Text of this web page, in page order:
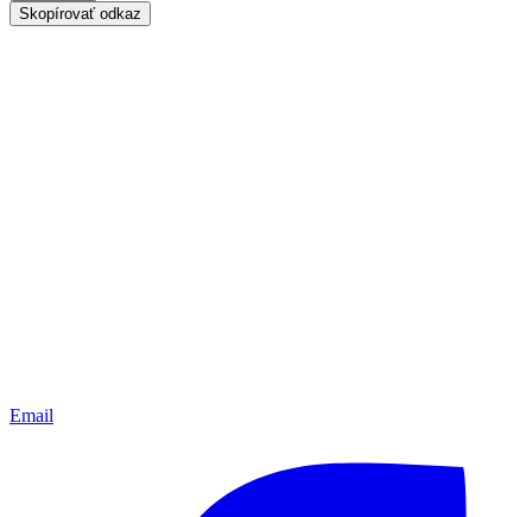
Skopírovať odkaz
Email